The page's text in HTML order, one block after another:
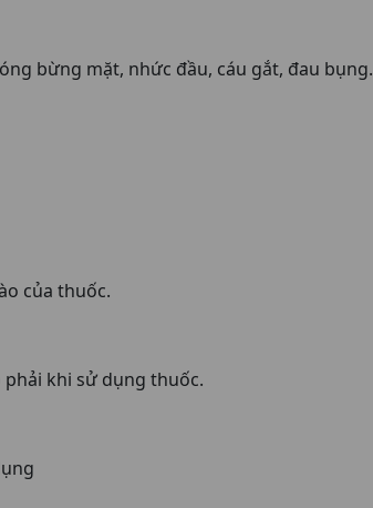
bừng mặt, nhức đầu, cáu gắt, đau bụng.
của thuốc.
khi sử dụng thuốc.